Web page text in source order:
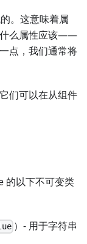
。这意味着属
什么属性应该——
点，我们通常将
们可以在从组件
的以下不可变类
）- 用于字符串